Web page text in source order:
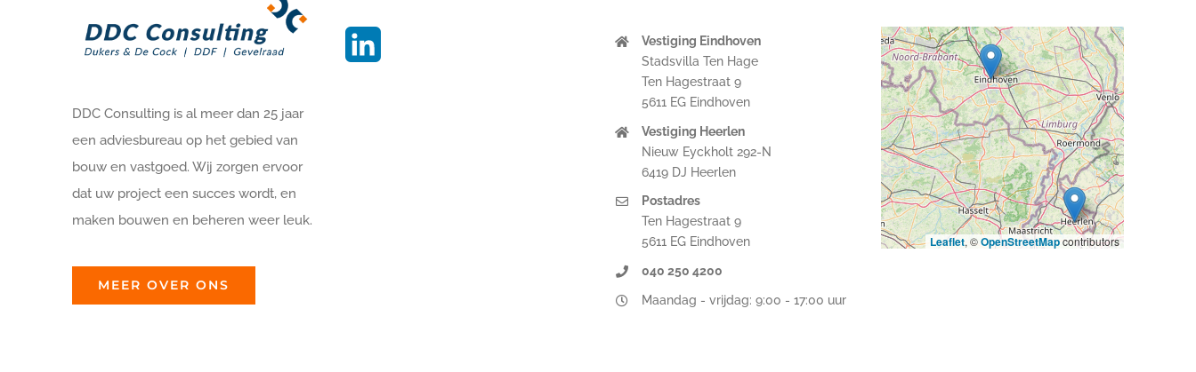
DDC Consulting is al meer dan 25 jaar
een adviesbureau op het gebied van
bouw en vastgoed. Wij zorgen ervoor
dat uw project een succes wordt, en
maken bouwen en beheren weer leuk.
MEER OVER ONS
Vestiging Eindhoven
Stadsvilla Ten Hage
Ten Hagestraat 9
5611 EG Eindhoven
Vestiging Heerlen
Nieuw Eyckholt 292-N
6419 DJ Heerlen
Postadres
Ten Hagestraat 9
5611 EG Eindhoven
040 250 4200
Maandag - vrijdag: 9:00 - 17:00 uur
Leaflet, ©OpenStreetMapcontributors